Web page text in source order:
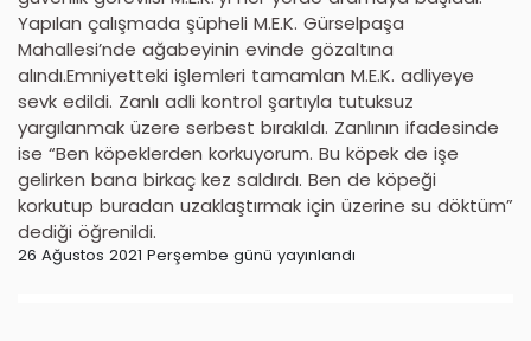
Yapılan çalışmada şüpheli M.E.K. Gürselpaşa
Mahallesi’nde ağabeyinin evinde gözaltına
alındı.Emniyetteki işlemleri tamamlan M.E.K. adliyeye
sevk edildi. Zanlı adli kontrol şartıyla tutuksuz
yargılanmak üzere serbest bırakıldı. Zanlının ifadesinde
ise “Ben köpeklerden korkuyorum. Bu köpek de işe
gelirken bana birkaç kez saldırdı. Ben de köpeği
korkutup buradan uzaklaştırmak için üzerine su döktüm”
dediği öğrenildi.
26 Ağustos 2021 Perşembe günü yayınlandı